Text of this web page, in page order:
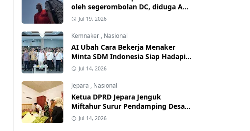
oleh segerombolan DC, diduga Ada
Dalangnya
Jul 19, 2026
Kemnaker , Nasional
AI Ubah Cara Bekerja Menaker
Minta SDM Indonesia Siap Hadapi
Dunia Kerja Baru
Jul 14, 2026
Jepara , Nasional
Ketua DPRD Jepara Jenguk
Miftahur Surur Pendamping Desa
yang Sakit
Jul 14, 2026